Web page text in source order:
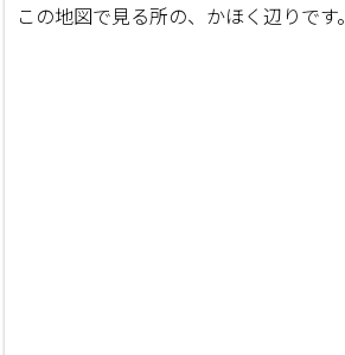
この地図で見る所の、かほく辺りです。